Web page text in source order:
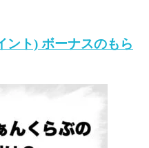
ト) ボーナスのもら